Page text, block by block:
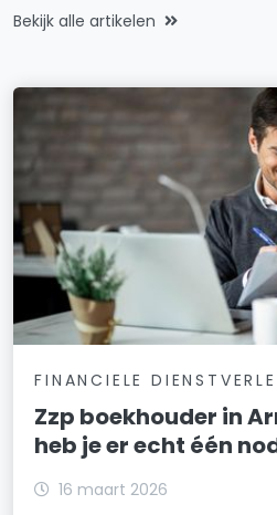
Bekijk alle artikelen
FINANCIELE
Zzp boekhouder in
heb je er echt één
16 maart 2026